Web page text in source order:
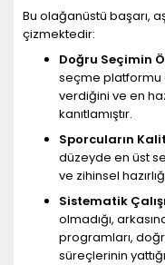
Bu olağanüstü başarı,
çizmektedir:
Doğru Seçimin
seçme platformu
verdiğini ve en
kanıtlamıştır.
Sporcuların
düzeyde en üst
ve zihinsel
Sistematik
olmadığı,
programları,
süreçlerinin